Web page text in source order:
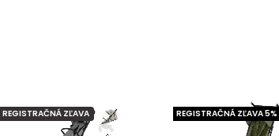
REGISTRAČNÁ ZĽAVA REGISTRAČNÁ ZĽAVA 5%